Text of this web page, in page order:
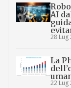
AI
28 Lug
La
22 Lug